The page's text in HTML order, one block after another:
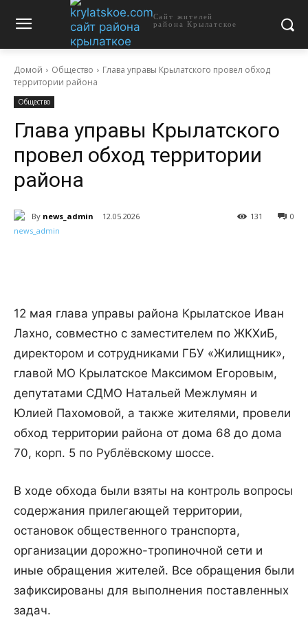
Сайт жителей
района Крылатское
Домой Общество
Глава управы Крылатского провел обход
территории района
Общество
Глава управы Крылатского
провел обход территории
района
By news_admin 12.05.2026 0
131
12 мая глава управы района Крылатское Иван
Лахно, совместно с заместителем по ЖКХиБ,
директором и сотрудниками ГБУ «Жилищник»,
главой МО Крылатское Максимом Егоровым,
депутатами СДМО Натальей Межлумян и
Юлией Пахомовой, а также жителями, провели
обход территории района от дома 68 до дома
70, корп. 5 по Рублёвскому шоссе.
В ходе обхода были взяты на контроль вопросы
содержания прилегающей территории,
остановок общественного транспорта,
организации дорожно-тропиночной сети и
иные обращения жителей. Все обращения были
зафиксированы для выполнения поставленных
задач.